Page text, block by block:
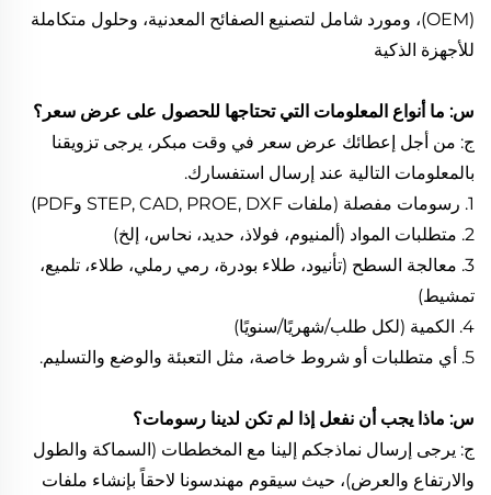
(OEM)، ومورد شامل لتصنيع الصفائح المعدنية، وحلول متكاملة
للأجهزة الذكية
س: ما أنواع المعلومات التي تحتاجها للحصول على عرض سعر؟
ج: من أجل إعطائك عرض سعر في وقت مبكر، يرجى تزويقنا
بالمعلومات التالية عند إرسال استفسارك.
1. رسومات مفصلة (ملفات STEP, CAD, PROE, DXF وPDF)
2. متطلبات المواد (ألمنيوم، فولاذ، حديد، نحاس، إلخ)
3. معالجة السطح (تأنيود، طلاء بودرة، رمي رملي، طلاء، تلميع،
تمشيط)
4. الكمية (لكل طلب/شهريًا/سنويًا)
5. أي متطلبات أو شروط خاصة، مثل التعبئة والوضع والتسليم.
س: ماذا يجب أن نفعل إذا لم تكن لدينا رسومات؟
ج: يرجى إرسال نماذجكم إلينا مع المخططات (السماكة والطول
والارتفاع والعرض)، حيث سيقوم مهندسونا لاحقاً بإنشاء ملفات